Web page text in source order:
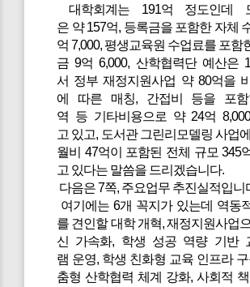
대학회계는 191억 정도인데
은 약 157억, 등록금을 포함한 자체
억 7,000, 평생교육원 수업료를 포함
금 9억 6,000, 산학협력단 예산은
서 정부 재정지원사업 약 80억을
에 따른 매칭, 간접비 등을 포
역 등 기타비용으로 약 24억
고 있고, 도서관 그린리모델링 사업
월비 47억이 포함된 전체 규모 345
고 있다는 말씀을 드리겠습니다.
다음은 7쪽, 주요업무 추진실적입니
여기에는 6개 꼭지가 있는데 역동
를 견인할 대학 개혁, 재정지원사업
신 가속화, 학생 성공 역량 기반
램 운영, 학생 친화형 교육 인프라
춤형 산학협력 체계 강화, 사회적